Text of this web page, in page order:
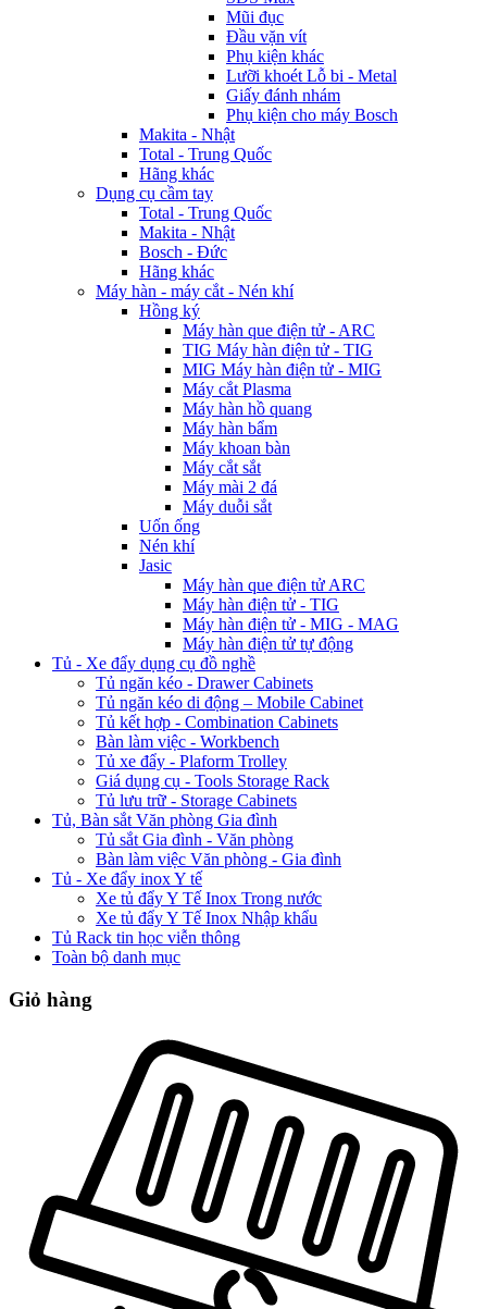
Mũi đục
Đầu vặn vít
Phụ kiện khác
Lưỡi khoét Lỗ bi - Metal
Giấy đánh nhám
Phụ kiện cho máy Bosch
Makita - Nhật
Total - Trung Quốc
Hãng khác
Dụng cụ cầm tay
Total - Trung Quốc
Makita - Nhật
Bosch - Đức
Hãng khác
Máy hàn - máy cắt - Nén khí
Hồng ký
Máy hàn que điện tử - ARC
TIG Máy hàn điện tử - TIG
MIG Máy hàn điện tử - MIG
Máy cắt Plasma
Máy hàn hồ quang
Máy hàn bẩm
Máy khoan bàn
Máy cắt sắt
Máy mài 2 đá
Máy duỗi sắt
Uốn ống
Nén khí
Jasic
Máy hàn que điện tử ARC
Máy hàn điện tử - TIG
Máy hàn điện tử - MIG - MAG
Máy hàn điện tử tự động
Tủ - Xe đẩy dụng cụ đồ nghề
Tủ ngăn kéo - Drawer Cabinets
Tủ ngăn kéo di động – Mobile Cabinet
Tủ kết hợp - Combination Cabinets
Bàn làm việc - Workbench
Tủ xe đẩy - Plaform Trolley
Giá dụng cụ - Tools Storage Rack
Tủ lưu trữ - Storage Cabinets
Tủ, Bàn sắt Văn phòng Gia đình
Tủ sắt Gia đình - Văn phòng
Bàn làm việc Văn phòng - Gia đình
Tủ - Xe đẩy inox Y tế
Xe tủ đẩy Y Tế Inox Trong nước
Xe tủ đẩy Y Tế Inox Nhập khẩu
Tủ Rack tin học viễn thông
Toàn bộ danh mục
Giỏ hàng